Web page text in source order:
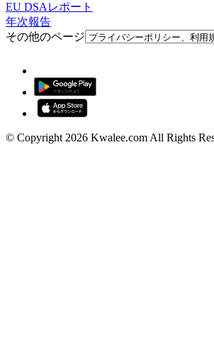
EU DSAレポート
年次報告
その他のページ
© Copyright 2026 Kwalee.com All Rights